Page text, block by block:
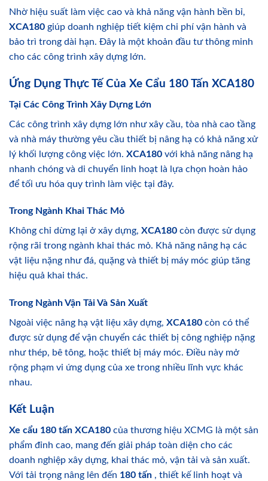
Nhờ hiệu suất làm việc cao và khả năng vận hành bền bỉ,
XCA180 giúp doanh nghiệp tiết kiệm chi phí vận hành và
bảo trì trong dài hạn. Đây là một khoản đầu tư thông minh
cho các công trình xây dựng lớn.
Ứng Dụng Thực Tế Của Xe Cẩu 180 Tấn XCA180
Tại Các Công Trình Xây Dựng Lớn
Các công trình xây dựng lớn như xây cầu, tòa nhà cao tầng
và nhà máy thường yêu cầu thiết bị nâng hạ có khả năng xử
lý khối lượng công việc lớn. XCA180 với khả năng nâng hạ
nhanh chóng và di chuyển linh hoạt là lựa chọn hoàn hảo
để tối ưu hóa quy trình làm việc tại đây.
Trong Ngành Khai Thác Mỏ
Không chỉ dừng lại ở xây dựng, XCA180 còn được sử dụng
rộng rãi trong ngành khai thác mỏ. Khả năng nâng hạ các
vật liệu nặng như đá, quặng và thiết bị máy móc giúp tăng
hiệu quả khai thác.
Trong Ngành Vận Tải Và Sản Xuất
Ngoài việc nâng hạ vật liệu xây dựng, XCA180 còn có thể
được sử dụng để vận chuyển các thiết bị công nghiệp nặng
như thép, bê tông, hoặc thiết bị máy móc. Điều này mở
rộng phạm vi ứng dụng của xe trong nhiều lĩnh vực khác
nhau.
Kết Luận
Xe cẩu 180 tấn XCA180 của thương hiệu XCMG là một sản
phẩm đỉnh cao, mang đến giải pháp toàn diện cho các
doanh nghiệp xây dựng, khai thác mỏ, vận tải và sản xuất.
Với tải trọng nâng lên đến 180 tấn , thiết kế linh hoạt và